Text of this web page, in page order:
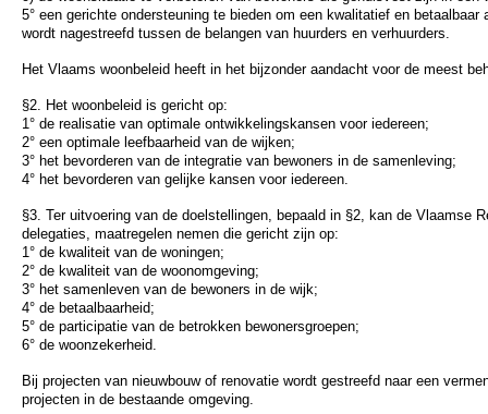
5° een gerichte ondersteuning te bieden om een kwalitatief en
wordt nagestreefd tussen de belangen van huurders en verhuurders.
Het Vlaams woonbeleid heeft in het bijzonder aandacht voor de meest
§2. Het woonbeleid is gericht op:
1° de realisatie van optimale ontwikkelingskansen voor iedereen;
2° een optimale leefbaarheid van de wijken;
3° het bevorderen van de integratie van bewoners in de samenleving;
4° het bevorderen van gelijke kansen voor iedereen.
§3. Ter uitvoering van de doelstellingen, bepaald in §2, kan de Vlaamse
delegaties, maatregelen nemen die gericht zijn op:
1° de kwaliteit van de woningen;
2° de kwaliteit van de woonomgeving;
3° het samenleven van de bewoners in de wijk;
4° de betaalbaarheid;
5° de participatie van de betrokken bewonersgroepen;
6° de woonzekerheid.
Bij projecten van nieuwbouw of renovatie wordt gestreefd naar een
projecten in de bestaande omgeving.